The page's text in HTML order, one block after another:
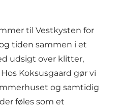
til Vestkysten for
tiden sammen i et
udsigt over klitter,
Koksusgaard gør vi
og samtidig
føles som et